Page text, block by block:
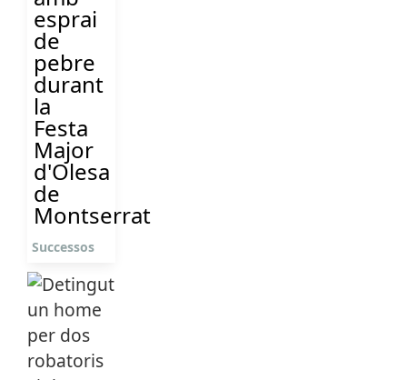
esprai
de
pebre
durant
la
Festa
Major
d'Olesa
de
Montserrat
Successos